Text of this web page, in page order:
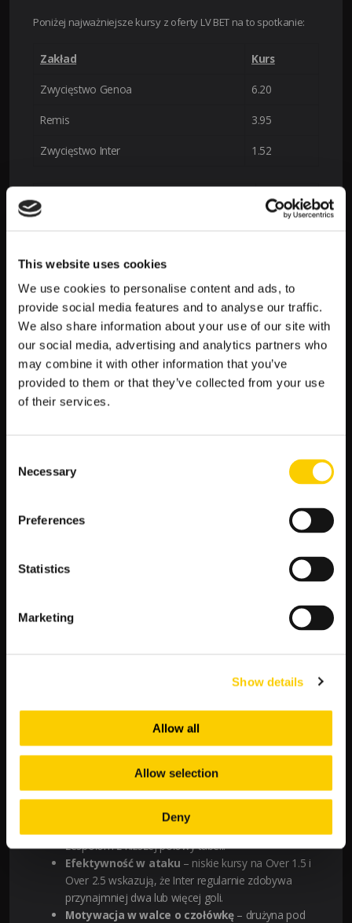
This website uses cookies
We use cookies to personalise content and ads, to
provide social media features and to analyse our traffic.
We also share information about your use of our site with
our social media, advertising and analytics partners who
may combine it with other information that you’ve
provided to them or that they’ve collected from your use
of their services.
Selection
Necessary
Preferences
Statistics
Marketing
Show details
Allow all
Allow selection
Deny
Poniżej najważniejsze kursy z oferty LV BET na to spotkanie:
Zakład Kurs
Zwycięstwo Genoa 6.20
Remis 3.95
Zwycięstwo Inter 1.52
Kurs
Over 1.5 gola
Under 1.5 gola 3.35
Over 2.5 gola 1.95
Under 2.5 gola 1.83
Najważniejsze wnioski z kursów:
Minimalny handicap
– Asian Handicap -0.5 dla
Mecz z bramkami
– bardzo niski kurs na Over 1.5
Potencjał na co najmniej trzy gole
– kurs 1.95
wyrównane, lecz z wyższą skutecznością obu stron.
powinien dominować zarówno taktycznie, jak i pod względem
skuteczności.
Główne atuty Nerazzurrich:
Stabilność defensywna
wyniki w meczach wyjazdowych przeciwko
zespołom z niższej połowy tabeli.
Efektywność w ataku – niskie kursy na Over 1.5 i
Over 2.5 wskazują, że Inter regularnie zdobywa
przynajmniej dwa lub więcej goli.
Motywacja w walce o czołówkę– drużyna pod